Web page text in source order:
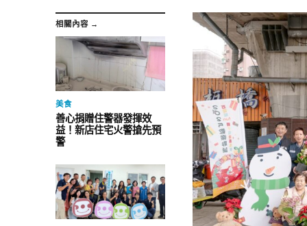
相關內容 →
美食
善心捐贈住警器發揮效
益！新店住宅火警搶先預
警